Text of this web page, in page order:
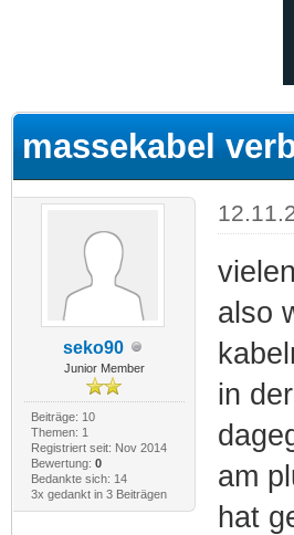
massekabel
seko90
Junior Member
Beiträge: 10
Themen: 1
Registriert seit: Nov 2014
Bewertung: 0
Bedankte sich: 14
3x gedankt in 3 Beiträgen
also
in
am
hat